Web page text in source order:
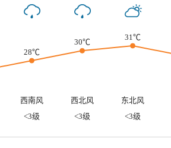
28℃
30℃
31℃
西南风 西北风 东北风
<3级 <3级 <3级